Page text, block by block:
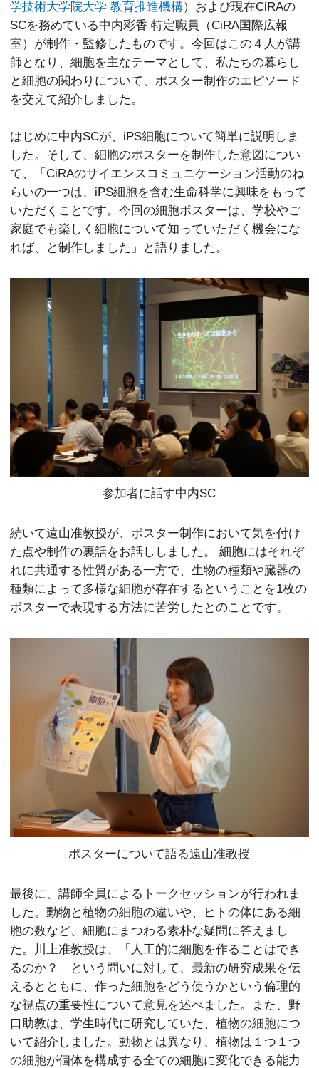
学技術大学院大学 教育推進機構）および現在CiRAの
SCを務めている中内彩香 特定職員（CiRA国際広報
室）が制作・監修したものです。今回はこの４人が講
師となり、細胞を主なテーマとして、私たちの暮らし
と細胞の関わりについて、ポスター制作のエピソード
を交えて紹介しました。
はじめに中内SCが、iPS細胞について簡単に説明しま
した。そして、細胞のポスターを制作した意図につい
て、「CiRAのサイエンスコミュニケーション活動のね
らいの一つは、iPS細胞を含む生命科学に興味をもって
いただくことです。今回の細胞ポスターは、学校やご
家庭でも楽しく細胞について知っていただく機会にな
れば、と制作しました」と語りました。
参加者に話す中内SC
続いて遠山准教授が、ポスター制作において気を付け
た点や制作の裏話をお話ししました。 細胞にはそれぞ
れに共通する性質がある一方で、生物の種類や臓器の
種類によって多様な細胞が存在するということを1枚の
ポスターで表現する方法に苦労したとのことです。
ポスターについて語る遠山准教授
最後に、講師全員によるトークセッションが行われま
した。動物と植物の細胞の違いや、ヒトの体にある細
胞の数など、細胞にまつわる素朴な疑問に答えまし
た。川上准教授は、「人工的に細胞を作ることはでき
るのか？」という問いに対して、最新の研究成果を伝
えるとともに、作った細胞をどう使うかという倫理的
な視点の重要性について意見を述べました。また、野
口助教は、学生時代に研究していた、植物の細胞につ
いて紹介しました。動物とは異なり、植物は１つ１つ
の細胞が個体を構成する全ての細胞に変化できる能力